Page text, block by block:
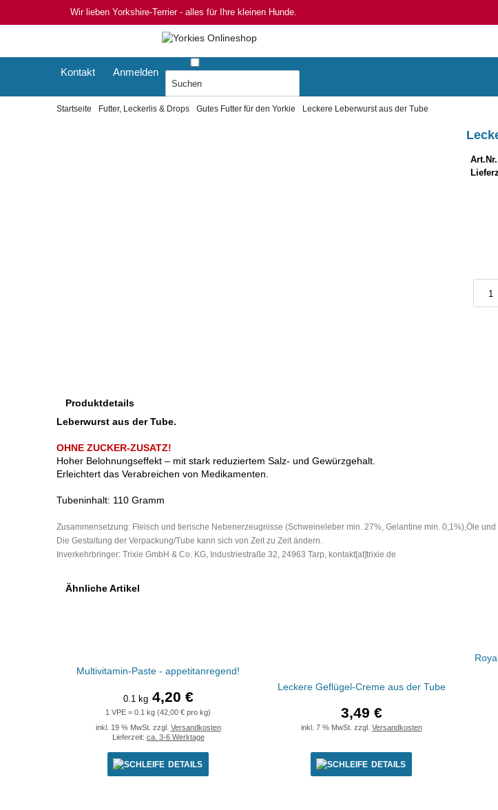
Wir lieben Yorkshire-Terrier - alles für Ihre kleinen Hunde.
Kontakt Anmelden
Startseite Futter, Leckerlis & Drops Gutes Futter für den Yorkie Leckere Leberwurst aus der Tube
Produktdetails
Leberwurst aus der Tube.
OHNE ZUCKER-ZUSATZ!
Hoher Belohnungseffekt – mit stark reduziertem Salz- und Gewürzgehalt.
Erleichtert das Verabreichen von Medikamenten.
Tubeninhalt: 110 Gramm
Zusammensetzung: Fleisch und tierische Nebenerzeugnisse (Schweineleber min. 27%, Gelantine min. 0,1%),Öle
Die Gestaltung der Verpackung/Tube kann sich von Zeit zu Zeit ändern.
Inverkehrbringer: Trixie GmbH & Co. KG, Industriestraße 32, 24963 Tarp, kontakt[at]trixie.de
Ähnliche Artikel
Multivitamin-Paste - appetitanregend!
0.1 kg 4,20 €
1 VPE = 0.1 kg (42,00 € pro kg)
inkl. 19 % MwSt. zzgl. Versandkosten
Lieferzeit: ca. 3-6 Werktage
DETAILS
Leckere Geflügel-Creme aus der Tube
3,49 €
inkl. 7 % MwSt. zzgl. Versandkosten
DETAILS